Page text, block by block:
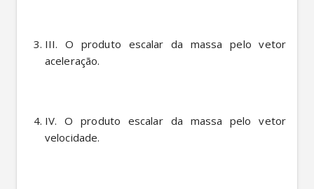
III. O produto escalar da massa pelo vetor
aceleração.
IV. O produto escalar da massa pelo vetor
velocidade.